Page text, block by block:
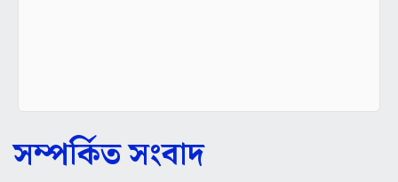
সম্পর্কিত সংবাদ